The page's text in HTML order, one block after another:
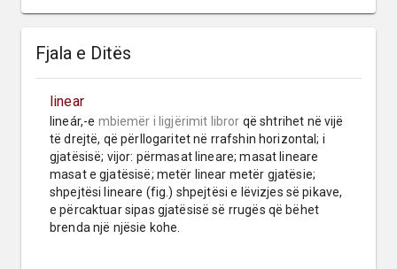
Fjala e Ditës
linear
lineár,-e mbiemër i ligjërimit libror që shtrihet në vijë
të drejtë, që përllogaritet në rrafshin horizontal; i
gjatësisë; vijor: përmasat lineare; masat lineare
masat e gjatësisë; metër linear metër gjatësie;
shpejtësi lineare (fig.) shpejtësi e lëvizjes së pikave,
e përcaktuar sipas gjatësisë së rrugës që bëhet
brenda një njësie kohe.